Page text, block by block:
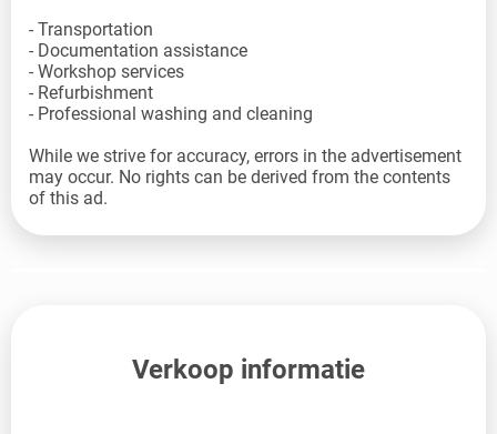
- Transportation
- Documentation assistance
- Workshop services
- Refurbishment
- Professional washing and cleaning
While we strive for accuracy, errors in the advertisement
may occur. No rights can be derived from the contents
of this ad.
Verkoop informatie